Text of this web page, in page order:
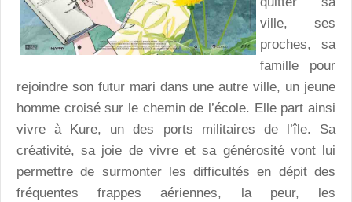
ville, ses
proches, sa
famille pour
rejoindre son futur mari dans une autre ville, un jeune
homme croisé sur le chemin de l’école. Elle part ainsi
vivre à Kure, un des ports militaires de l’île. Sa
créativité, sa joie de vivre et sa générosité vont lui
permettre de surmonter les difficultés en dépit des
fréquentes frappes aériennes, la peur, les